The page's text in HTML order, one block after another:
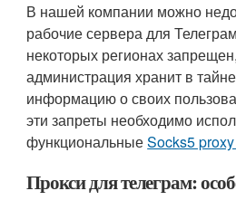
В нашей компании можно
рабочие сервера для
некоторых регионах
администрация хранит в
информацию о своих
эти запреты необходимо
функциональныеSocks5
Прокси для телеграм: